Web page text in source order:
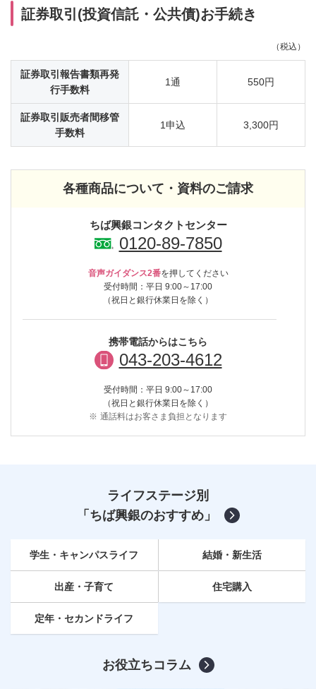
証券取引(投資信託・公共債)お手続き
（税込）
証券取引報告書類再発
行手数料
1通 550円
証券取引販売者間移管
手数料
1申込 3,300円
各種商品について・資料のご請求
ちば興銀コンタクトセンター
0120-89-7850
音声ガイダンス2番を押してください
受付時間：平日 9:00～17:00
（祝日と銀行休業日を除く）
携帯電話からはこちら
043-203-4612
受付時間：平日 9:00～17:00
（祝日と銀行休業日を除く）
※ 通話料はお客さま負担となります
ライフステージ別
「ちば興銀のおすすめ」
学生・キャンパスライフ 結婚・新生活
出産・子育て 住宅購入
定年 ・セカンドライフ
お役立ちコラム